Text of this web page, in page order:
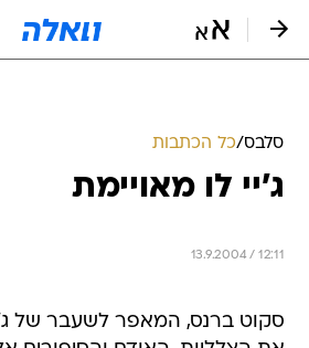
סלבס/כל הכתבות
ג'יי לו מאויימת
13.9.2004 / 12:11
סקוט ברנס, המאפר לשעבר של